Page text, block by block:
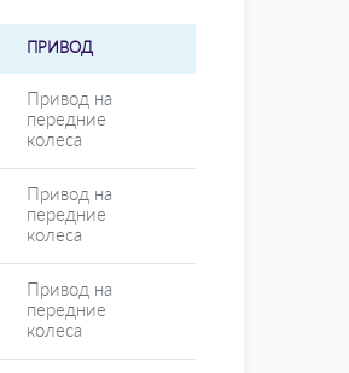
ПРИВОД
Привод на
передние
колеса
Привод на
передние
колеса
Привод на
передние
колеса